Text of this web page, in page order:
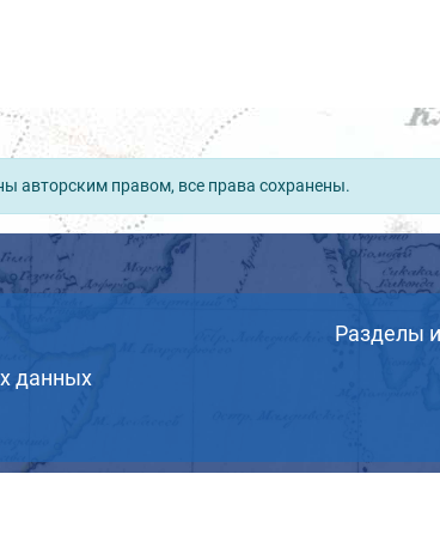
авторским правом, все права сохранены.
данных
Разделы